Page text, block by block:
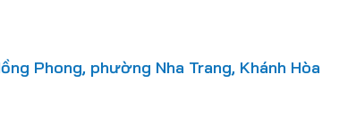
Phong, phường Nha Trang, Khánh Hòa